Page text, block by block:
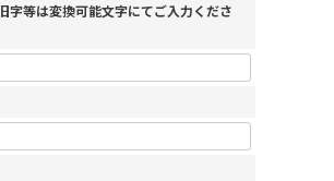
等は変換可能文字にてご入力くださ